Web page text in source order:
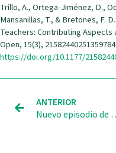
Trillo, A., Ortega-Jiménez, D.,
Mansanillas, T., & Bretones, F.
Teachers: Contributing Aspects
Open, 15(3), 21582440251359784.
https://doi.org/10.1177/
ANTERIOR
Nuevo episodio de